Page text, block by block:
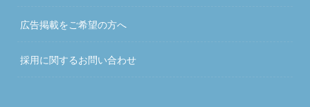
広告掲載をご希望の方へ
採用に関するお問い合わせ